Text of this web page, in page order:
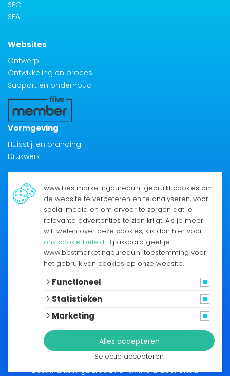
SEO
SEA
Websites
Ontwerp
Ontwikkeling en proces
Support en onderhoud
Vormgeving
Huisstijl en branding
Drukwerk
Best Marketingbureau B.V.
2211 JT Noordwijkerhout
© Best Marketingbureau B.V. | Op alle rechten
voorbehouden 2026 |Privacyverklaring| Webdesign door
Best Marketingbureau | Ontwikkeld doorLined
www.bestmarketingbureau.nl gebruikt cookies om
de website te verbeteren en te analyseren, voor
social media en om ervoor te zorgen dat je
relevante advertenties te zien krijgt. Als je meer
wilt weten over deze cookies, klik dan hier voor
ons cookie beleid. Bij akkoord geef je
www.bestmarketingbureau.nl toestemming voor
het gebruik van cookies op onze website.
Functioneel
Statistieken
Marketing
Selectie accepteren
Alles accepteren